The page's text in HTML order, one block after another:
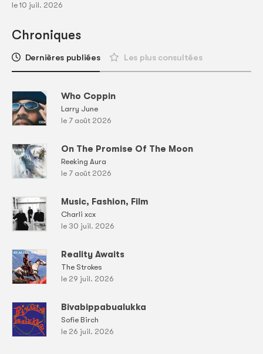
le 10 juil. 2026
Chroniques
Dernières publiées Les plus consultées
Who Coppin
Larry June
le 7 août 2026
On The Promise Of The Moon
Reeking Aura
le 7 août 2026
Music, Fashion, Film
Charli xcx
le 30 juil. 2026
Reality Awaits
The Strokes
le 29 juil. 2026
Bivabippabualukka
Sofie Birch
le 26 juil. 2026